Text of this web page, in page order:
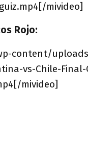
mivideo]
Rojo:
content/
vs-Chile-Final-
mivideo]